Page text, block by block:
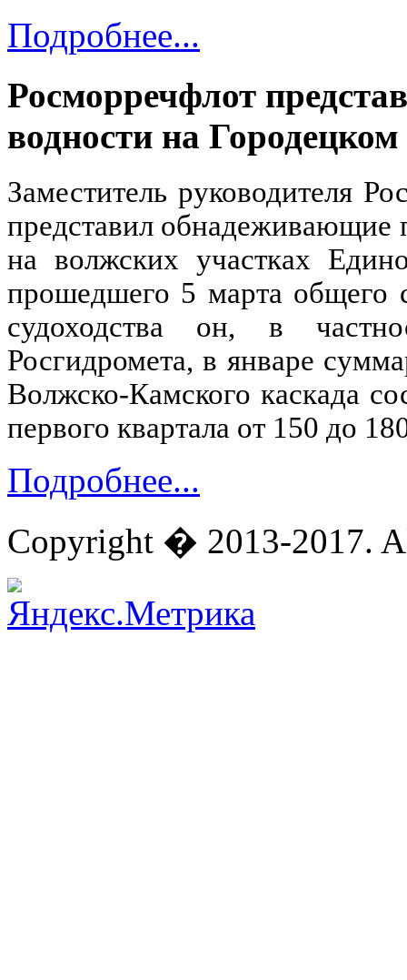
Подробнее...
Росморречфлот
водности на Городецком
Заместитель руководителя
представил обнадеживающие
на волжских участках
прошедшего 5 марта общего
судоходства он, в
Росгидромета, в январе
Волжско-Камского каскада
первого квартала от 150 до
Подробнее...
Copyright � 2013-2017.